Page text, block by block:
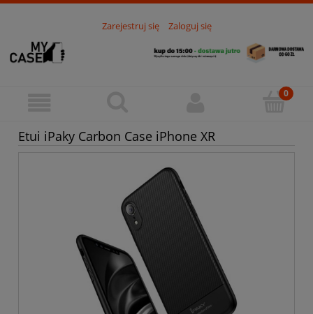
Zarejestruj się Zaloguj się
Etui iPaky Carbon Case iPhone XR